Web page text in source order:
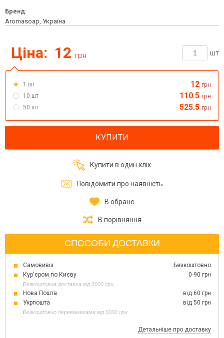
Бренд:
Aromasoap, Україна
Ціна: 12 грн шт
1 шт 12 грн
10 шт
110.5 грн
50 шт
525.5 грн
КУПИТИ
Купити в один клік
Повідомити про наявність
В обране
В порівняння
СПОСОБИ ДОСТАВКИ
Самовивіз
Безкоштовно
Кур'єром по Києву
0-90 грн
Безкоштовна доставка від 3000 грн
Нова Пошта
від 60 грн
Укрпошта
від 50 грн
Безкоштовно перевізниками від 5000 грн
Детальніше про доставку